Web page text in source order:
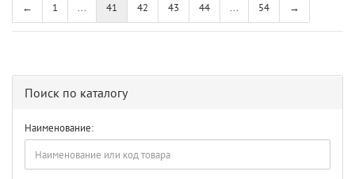
← 1 ... 41 42 43 44 ... 54 →
Поиск по каталогу
Наименование: